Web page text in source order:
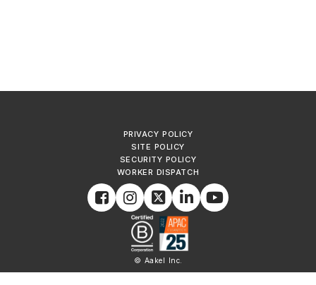
PRIVACY POLICY
SITE POLICY
SECURITY POLICY
WORKER DISPATCH
© Aakel Inc.